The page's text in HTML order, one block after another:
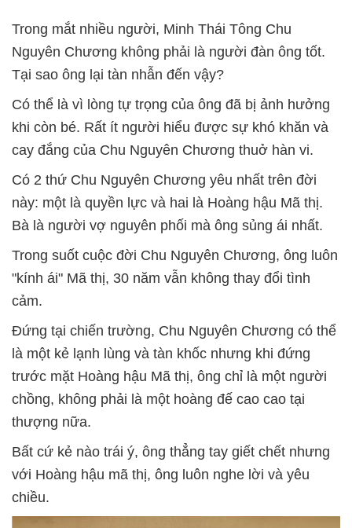
Trong mắt nhiều người, Minh Thái Tông Chu
Nguyên Chương không phải là người đàn ông tốt.
Tại sao ông lại tàn nhẫn đến vậy?
Có thể là vì lòng tự trọng của ông đã bị ảnh hưởng
khi còn bé. Rất ít người hiểu được sự khó khăn và
cay đắng của Chu Nguyên Chương thuở hàn vi.
Có 2 thứ Chu Nguyên Chương yêu nhất trên đời
này: một là quyền lực và hai là Hoàng hậu Mã thị.
Bà là người vợ nguyên phối mà ông sủng ái nhất.
Trong suốt cuộc đời Chu Nguyên Chương, ông luôn
"kính ái" Mã thị, 30 năm vẫn không thay đổi tình
cảm.
Đứng tại chiến trường, Chu Nguyên Chương có thể
là một kẻ lạnh lùng và tàn khốc nhưng khi đứng
trước mặt Hoàng hậu Mã thị, ông chỉ là một người
chồng, không phải là một hoàng đế cao cao tại
thượng nữa.
Bất cứ kẻ nào trái ý, ông thẳng tay giết chết nhưng
với Hoàng hậu mã thị, ông luôn nghe lời và yêu
chiều.